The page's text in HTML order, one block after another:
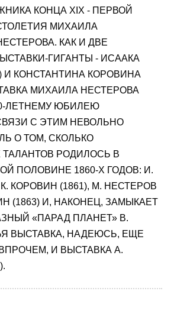
КОНЦА XIX - ПЕРВОЙ
МИХАИЛА
КАК И ДВЕ
ГИГАНТЫ - ИСААКА
И КОНСТАНТИНА КОРОВИНА
МИХАИЛА НЕСТЕРОВА
ЛЕТНЕМУ ЮБИЛЕЮ
С ЭТИМ НЕВОЛЬНО
О ТОМ, СКОЛЬКО
РОДИЛОСЬ В
ПОЛОВИНЕ 1860-Х ГОДОВ: И.
КОРОВИН (1861), М. НЕСТЕРОВ
(1863) И, НАКОНЕЦ, ЗАМЫКАЕТ
«ПАРАД ПЛАНЕТ» В.
ВЫСТАВКА, НАДЕЮСЬ, ЕЩЕ
И ВЫСТАВКА А.